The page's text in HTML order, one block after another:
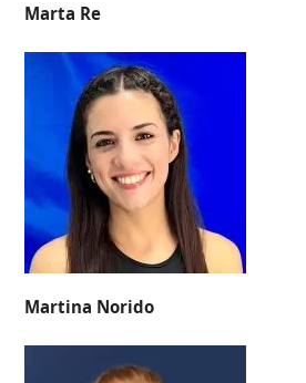
Marta Re
Martina Norido